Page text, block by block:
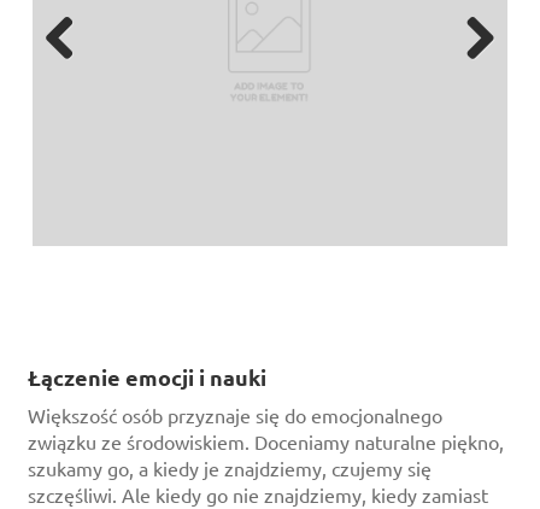
Łączenie emocji i nauki
Większość osób przyznaje się do emocjonalnego
związku ze środowiskiem. Doceniamy naturalne piękno,
szukamy go, a kiedy je znajdziemy, czujemy się
szczęśliwi. Ale kiedy go nie znajdziemy, kiedy zamiast